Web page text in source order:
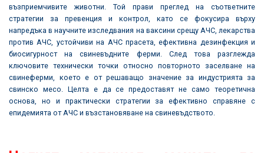
възприемчивите животни. Той прави преглед на съответните
стратегии за превенция и контрол, като се фокусира върху
напредъка в научните изследвания на ваксини срещу АЧС, лекарства
против АЧС, устойчиви на АЧС прасета, ефективна дезинфекция и
биосигурност на свиневъдните ферми. След това разглежда
ключовите технически точки относно повторното заселване на
свинеферми, което е от решаващо значение за индустрията за
свинско месо. Целта е да се предоставят не само теоретична
основа, но и практически стратегии за ефективно справяне с
епидемията от АЧС и възстановяване на свиневъдството.